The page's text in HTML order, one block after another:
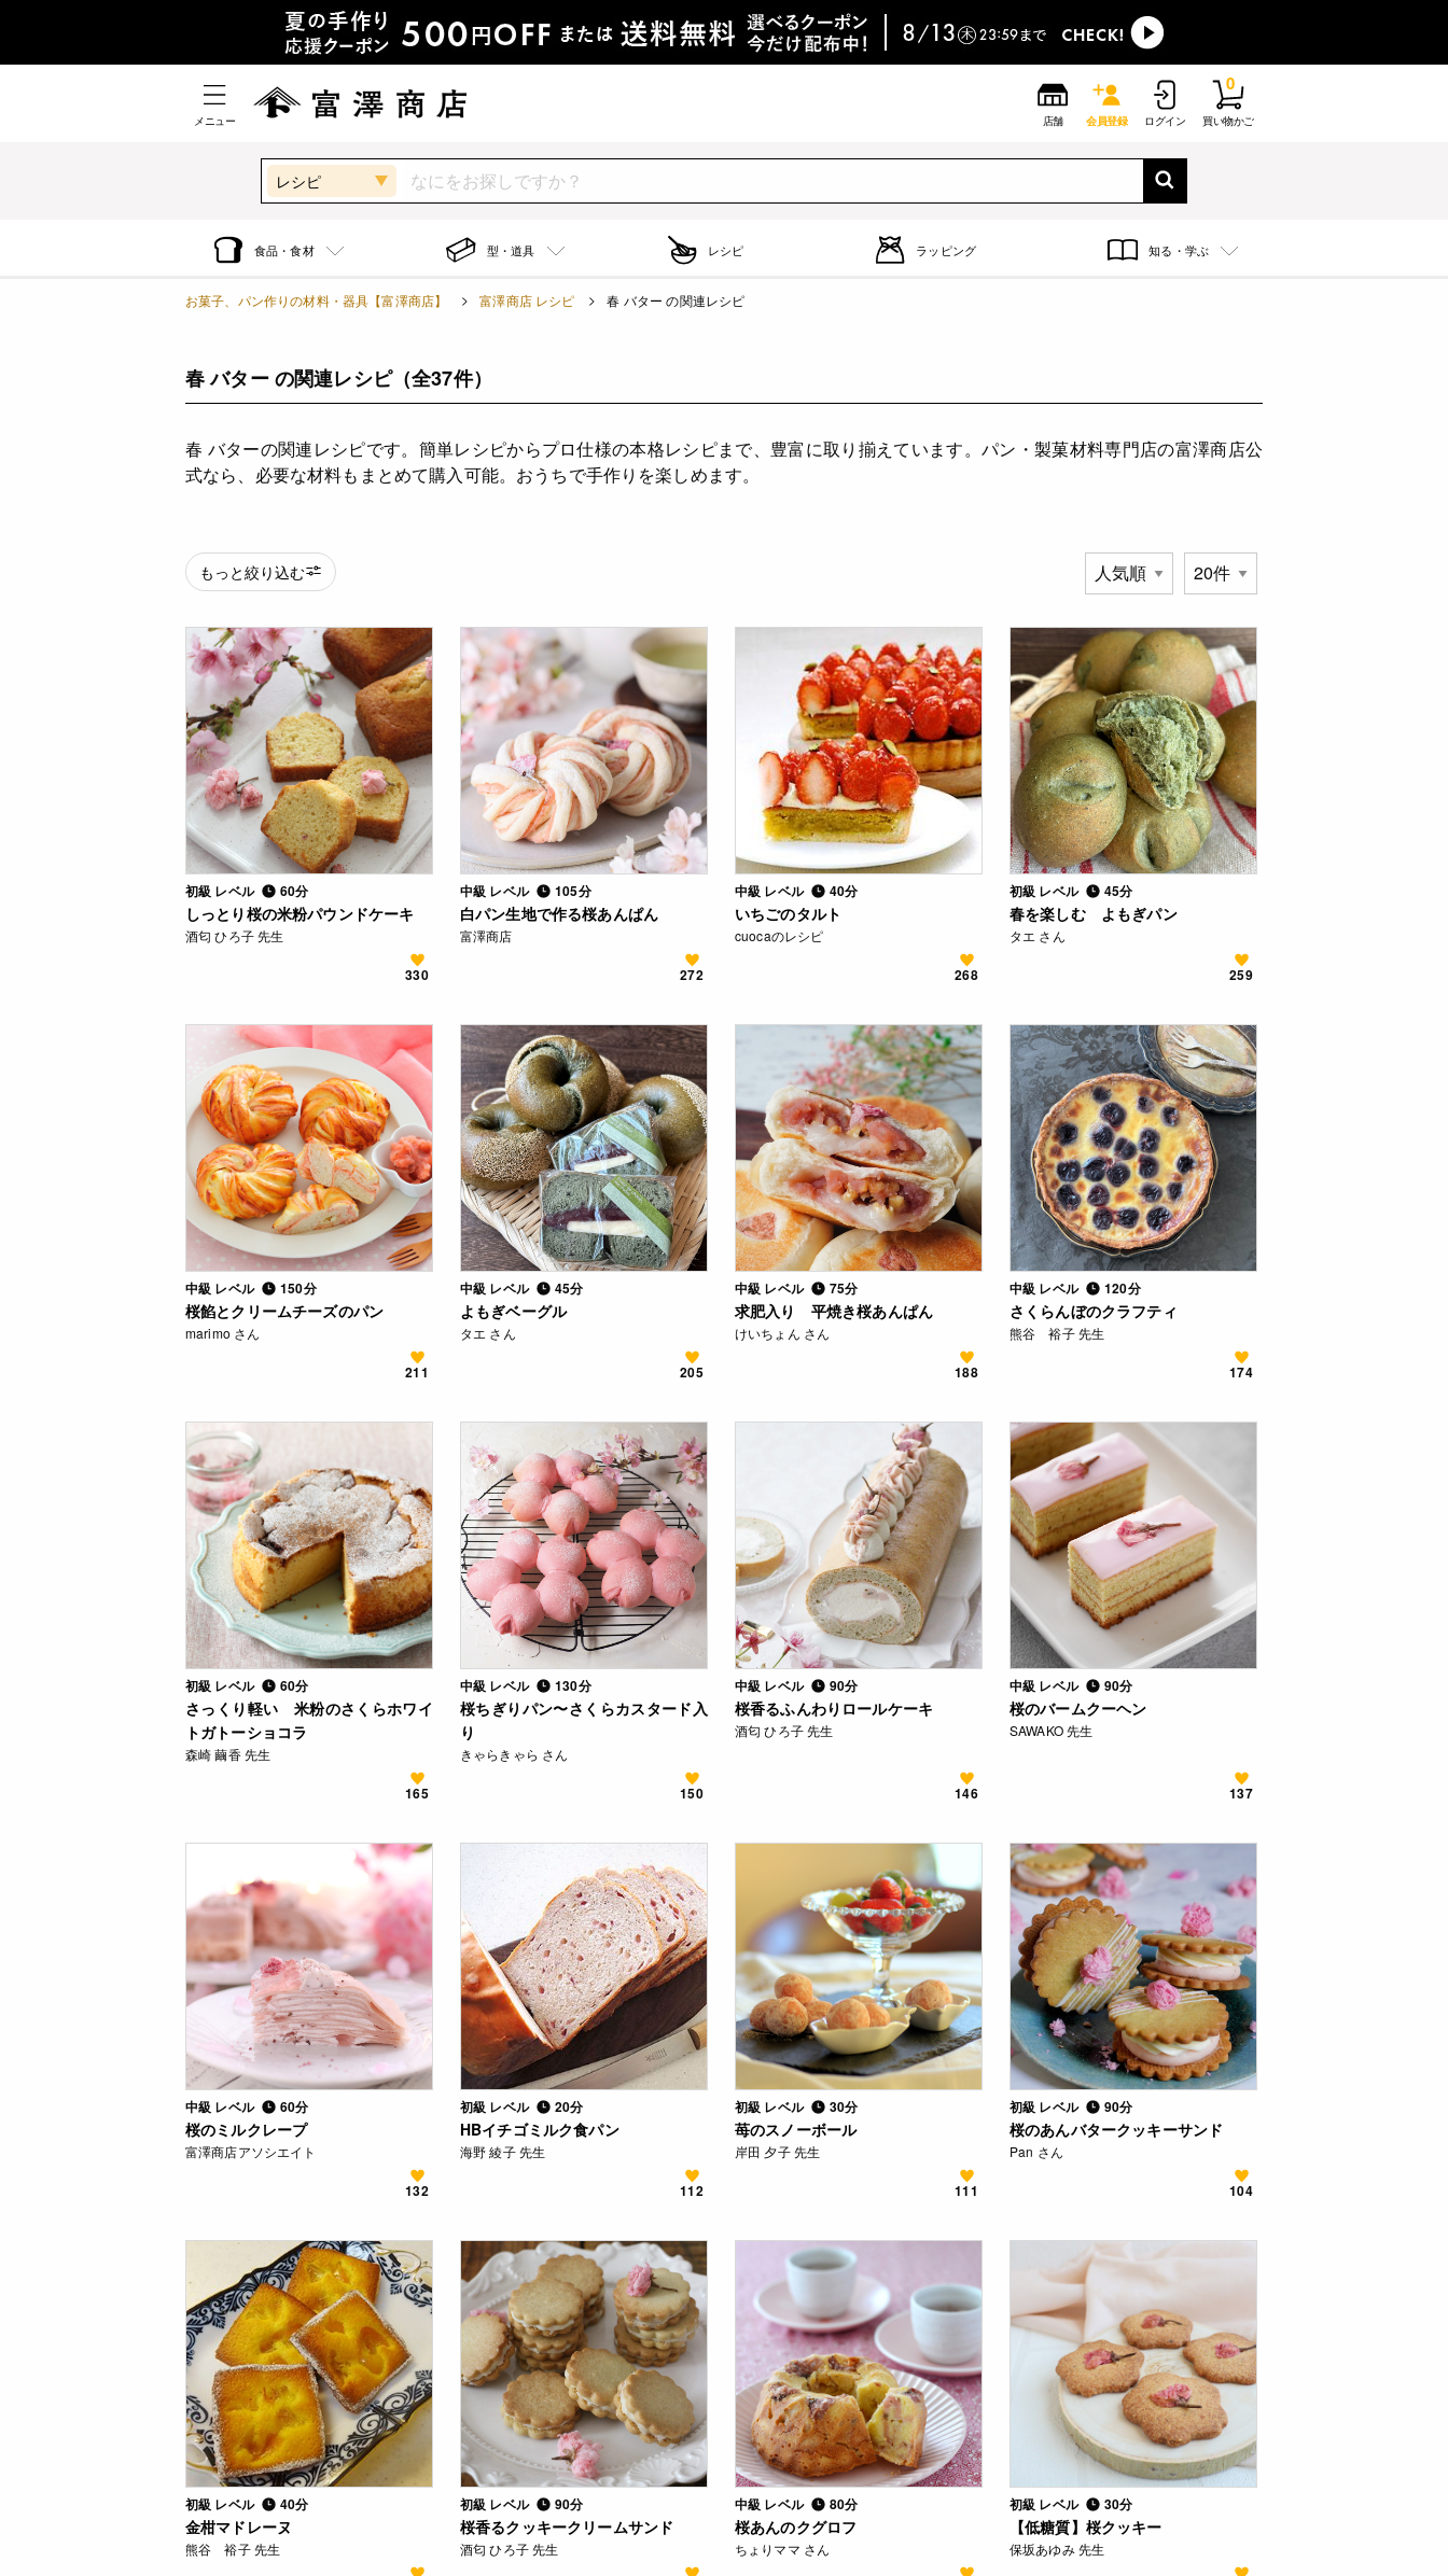
メニュー 店舗 会員登録 ログイン 買い物かご
0
レシピ
食品・食材 型・道具 レシピ ラッピング 知る・学ぶ
お菓子、パン作りの材料・器具【富澤商店】 富澤商店 レシピ 春 バター の関連レシピ
春 バター の関連レシピ（全37件）
春 バターの関連レシピです。簡単レシピからプロ仕様の本格レシピまで、豊富に取り揃えています。パン・製菓材料専門店の富澤商店公
式なら、必要な材料もまとめて購入可能。おうちで手作りを楽しめます。
もっと絞り込む
初級 レベル 60分
しっとり桜の米粉パウンドケーキ
酒匂 ひろ子 先生
330
中級 レベル 105分
白パン生地で作る桜あんぱん
富澤商店
272
中級 レベル 40分
いちごのタルト
cuocaのレシピ
268
初級 レベル 45分
春を楽しむ よもぎパン
タエ さん
259
中級 レベル 150分
桜餡とクリームチーズのパン
marimo さん
211
中級 レベル 45分
よもぎベーグル
タエ さん
205
中級 レベル 75分
求肥入り 平焼き桜あんぱん
けいちょん さん
188
中級 レベル 120分
さくらんぼのクラフティ
熊谷 裕子 先生
174
初級 レベル 60分
さっくり軽い 米粉のさくらホワイ
トガトーショコラ
森崎 繭香 先生
165
中級 レベル 130分
桜ちぎりパン〜さくらカスタード入
り
きゃらきゃら さん
150
中級 レベル 90分
桜香るふんわりロールケーキ
酒匂 ひろ子 先生
146
中級 レベル 90分
桜のバームクーヘン
SAWAKO 先生
137
中級 レベル 60分
桜のミルクレープ
富澤商店アソシエイト
132
初級 レベル 20分
HBイチゴミルク食パン
海野 綾子 先生
112
初級 レベル 30分
苺のスノーボール
岸田 夕子 先生
111
初級 レベル 90分
桜のあんバタークッキーサンド
Pan さん
104
初級 レベル 40分
金柑マドレーヌ
熊谷 裕子 先生
初級 レベル 90分
桜香るクッキークリームサンド
酒匂 ひろ子 先生
中級 レベル 80分
桜あんのクグロフ
ちょりママ さん
初級 レベル 30分
【低糖質】桜クッキー
保坂あゆみ 先生